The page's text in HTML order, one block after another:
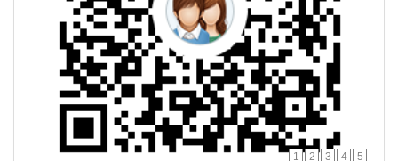
1 2 3 4 5